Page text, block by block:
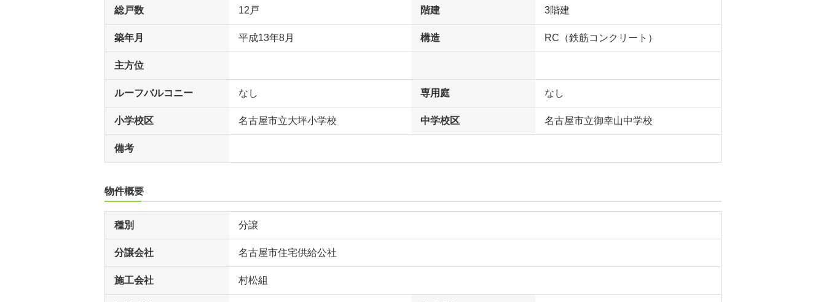
総戸数 12戸 階建 3階建
築年月 平成13年8月 構造 RC（鉄筋コンクリート）
主方位
ルーフバルコニー なし 専用庭 なし
小学校区 名古屋市立大坪小学校 中学校区 名古屋市立御幸山中学校
備考
物件概要
種別 分譲
分譲会社 名古屋市住宅供給公社
施工会社 村松組